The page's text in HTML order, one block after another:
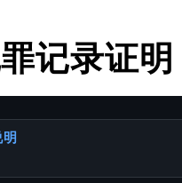
记录证